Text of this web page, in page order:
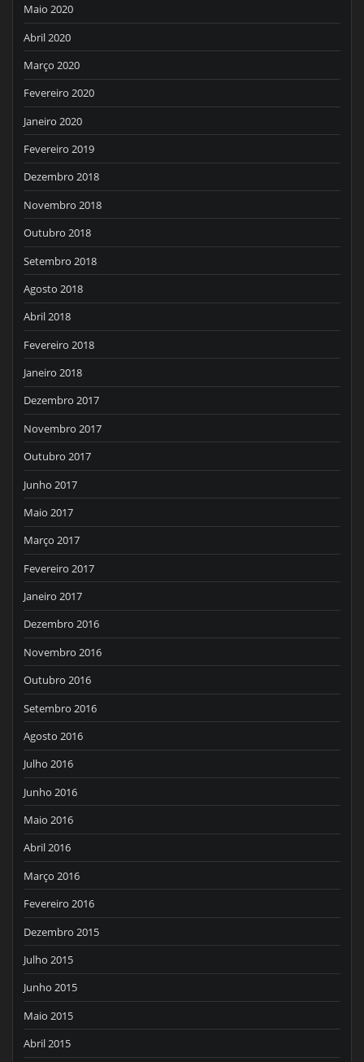
Maio 2020
Abril 2020
Março 2020
Fevereiro 2020
Janeiro 2020
Fevereiro 2019
Dezembro 2018
Novembro 2018
Outubro 2018
Setembro 2018
Agosto 2018
Abril 2018
Fevereiro 2018
Janeiro 2018
Dezembro 2017
Novembro 2017
Outubro 2017
Junho 2017
Maio 2017
Março 2017
Fevereiro 2017
Janeiro 2017
Dezembro 2016
Novembro 2016
Outubro 2016
Setembro 2016
Agosto 2016
Julho 2016
Junho 2016
Maio 2016
Abril 2016
Março 2016
Fevereiro 2016
Dezembro 2015
Julho 2015
Junho 2015
Maio 2015
Abril 2015